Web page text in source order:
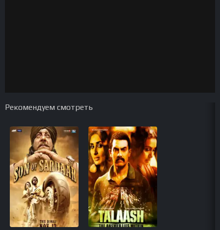
Рекомендуем смотреть